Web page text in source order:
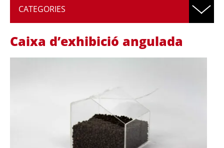
CATEGORIES
Caixa d’exhibició angulada